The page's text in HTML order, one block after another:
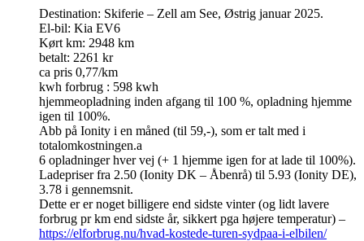
Destination: Skiferie – Zell am See, Østrig januar 2025.
El-bil: Kia EV6
Kørt km: 2948 km
betalt: 2261 kr
ca pris 0,77/km
kwh forbrug : 598 kwh
hjemmeopladning inden afgang til 100 %, opladning hjemme
igen til 100%.
Abb på Ionity i en måned (til 59,-), som er talt med i
totalomkostningen.a
6 opladninger hver vej (+ 1 hjemme igen for at lade til 100%).
Ladepriser fra 2.50 (Ionity DK – Åbenrå) til 5.93 (Ionity DE),
3.78 i gennemsnit.
Dette er er noget billigere end sidste vinter (og lidt lavere
forbrug pr km end sidste år, sikkert pga højere temperatur) –
https://elforbrug.nu/hvad-kostede-turen-sydpaa-i-elbilen/